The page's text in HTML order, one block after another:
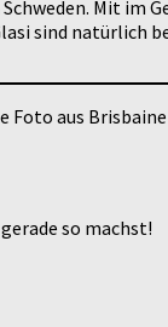
Mit im
sind natürlich
Foto aus
so machst!